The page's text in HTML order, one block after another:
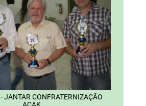
CONFRATERNIZAÇÃO
ACAK